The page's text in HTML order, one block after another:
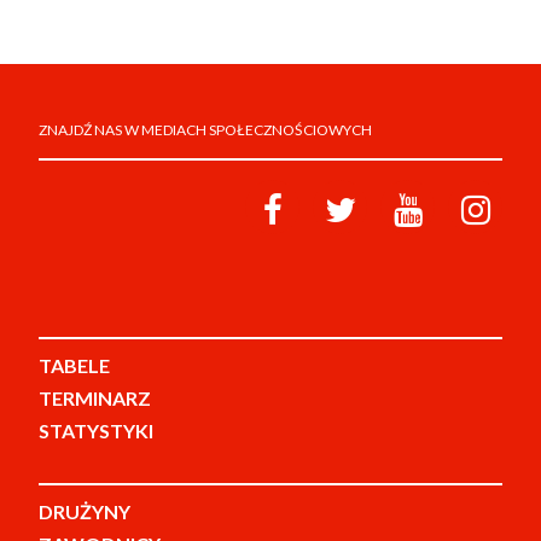
ZNAJDŹ NAS W MEDIACH SPOŁECZNOŚCIOWYCH
TABELE
TERMINARZ
STATYSTYKI
DRUŻYNY